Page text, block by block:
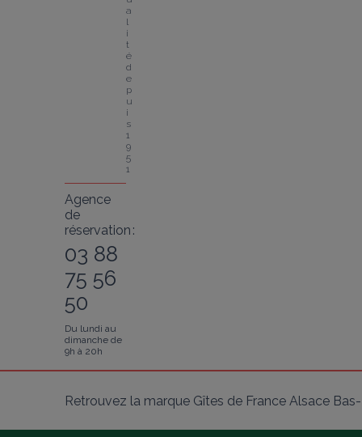
a
l
i
t
é
d
e
p
u
i
s
1
9
5
1
Agence
de
réservation :
03 88
75 56
50
Du lundi au
dimanche de
9h à 20h
Retrouvez la marque Gîtes de France Alsace